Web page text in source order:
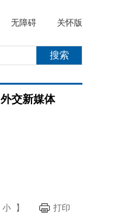
无障碍 关怀版
外交新媒体
小 】 打印